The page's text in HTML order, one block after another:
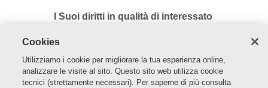
I Suoi diritti in qualità di interessato
Contattandoci tramite i dati di contatto
richiederci quanto segue:
Cookies
Utilizziamo i cookie per migliorare la tua esperienza online,
analizzare le visite al sito. Questo sito web utilizza cookie
tecnici (strettamente necessari). Per saperne di più consulta